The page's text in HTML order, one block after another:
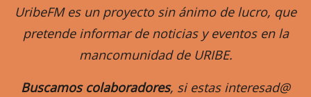
UribeFM es un proyecto sin ánimo de lucro, que
pretende informar de noticias y eventos en la
mancomunidad de URIBE.
Buscamos colaboradores, si estas interesad@